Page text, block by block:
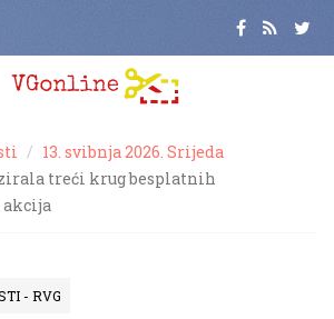
13. svibnja 2026. Srijeda
treći krug besplatnih
- RVG